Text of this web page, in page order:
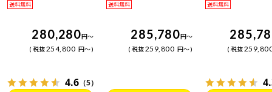
送料無料
280,280円～
税抜254,800 円～
4.6 （5）
送料無料
285,780円～
税抜259,800 円～
送料無料
税抜